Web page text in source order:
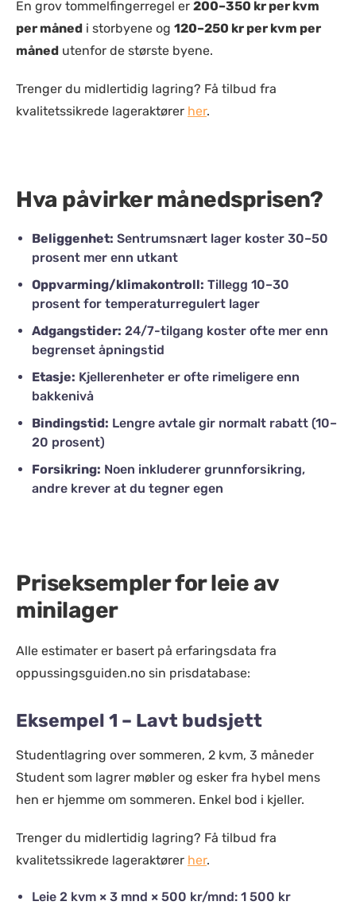
En grov tommelfingerregel er 200–350 kr per kvm
per måned i storbyene og 120–250 kr per kvm per
måned utenfor de største byene.
Trenger du midlertidig lagring? Få tilbud fra
kvalitetssikrede lageraktører her.
Hva påvirker månedsprisen?
Beliggenhet: Sentrumsnært lager koster 30–50
prosent mer enn utkant
Oppvarming/klimakontroll: Tillegg 10–30
prosent for temperaturregulert lager
Adgangstider: 24/7-tilgang koster ofte mer enn
begrenset åpningstid
Etasje: Kjellerenheter er ofte rimeligere enn
bakkenivå
Bindingstid: Lengre avtale gir normalt rabatt (10–
20 prosent)
Forsikring: Noen inkluderer grunnforsikring,
andre krever at du tegner egen
Priseksempler for leie av
minilager
Alle estimater er basert på erfaringsdata fra
oppussingsguiden.no sin prisdatabase:
Eksempel 1 – Lavt budsjett
Studentlagring over sommeren, 2 kvm, 3 måneder
Student som lagrer møbler og esker fra hybel mens
hen er hjemme om sommeren. Enkel bod i kjeller.
Trenger du midlertidig lagring? Få tilbud fra
kvalitetssikrede lageraktører her.
Leie 2 kvm × 3 mnd × 500 kr/mnd: 1 500 kr